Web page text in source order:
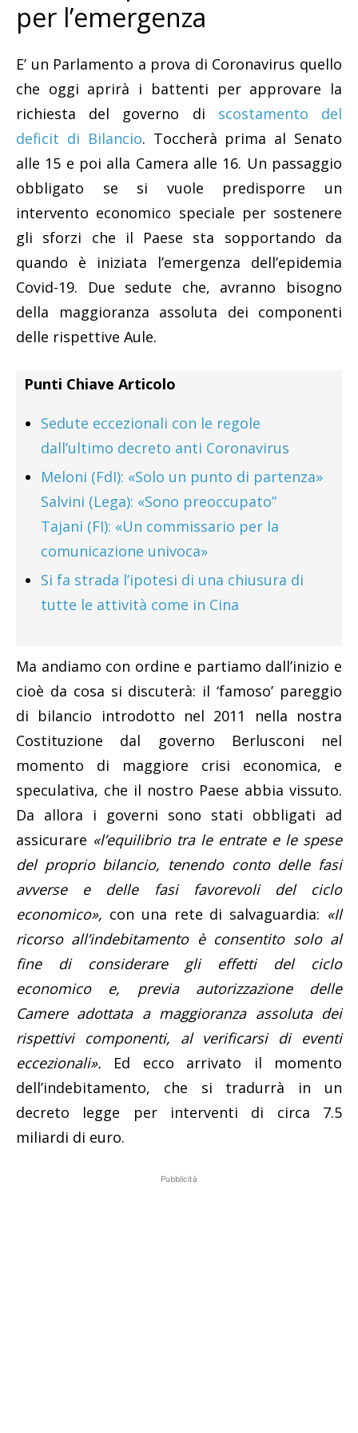
per l’emergenza
E’ un Parlamento a prova di Coronavirus quello
che oggi aprirà i battenti per approvare la
richiesta del governo di scostamento del
deficit di Bilancio. Toccherà prima al Senato
alle 15 e poi alla Camera alle 16. Un passaggio
obbligato se si vuole predisporre un
intervento economico speciale per sostenere
gli sforzi che il Paese sta sopportando da
quando è iniziata l’emergenza dell’epidemia
Covid-19. Due sedute che, avranno bisogno
della maggioranza assoluta dei componenti
delle rispettive Aule.
Punti Chiave Articolo
Sedute eccezionali con le regole
dall’ultimo decreto anti Coronavirus
Meloni (FdI): «Solo un punto di partenza»
Salvini (Lega): «Sono preoccupato”
Tajani (FI): «Un commissario per la
comunicazione univoca»
Si fa strada l’ipotesi di una chiusura di
tutte le attività come in Cina
Ma andiamo con ordine e partiamo dall’inizio e
cioè da cosa si discuterà: il ‘famoso’ pareggio
di bilancio introdotto nel 2011 nella nostra
Costituzione dal governo Berlusconi nel
momento di maggiore crisi economica, e
speculativa, che il nostro Paese abbia vissuto.
Da allora i governi sono stati obbligati ad
assicurare «l’equilibrio tra le entrate e le spese
del proprio bilancio, tenendo conto delle fasi
avverse e delle fasi favorevoli del ciclo
economico», con una rete di salvaguardia: «Il
ricorso all’indebitamento è consentito solo al
fine di considerare gli effetti del ciclo
economico e, previa autorizzazione delle
Camere adottata a maggioranza assoluta dei
rispettivi componenti, al verificarsi di eventi
eccezionali». Ed ecco arrivato il momento
dell’indebitamento, che si tradurrà in un
decreto legge per interventi di circa 7.5
miliardi di euro.
Pubblicità